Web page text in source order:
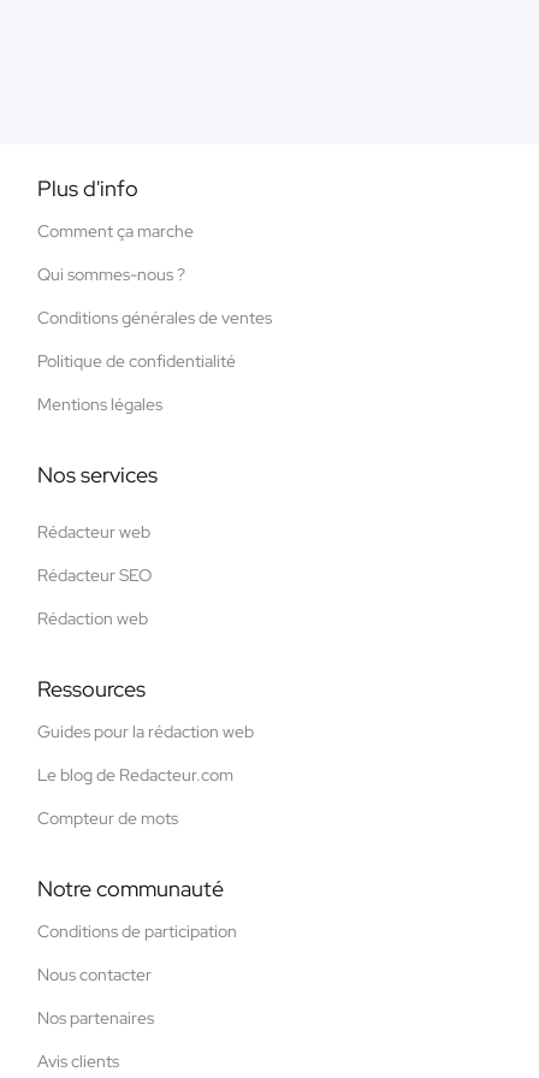
Plus d'info
Comment ça marche
Qui sommes-nous ?
Conditions générales de ventes
Politique de confidentialité
Mentions légales
Nos services
Rédacteur web
Rédacteur SEO
Rédaction web
Ressources
Guides pour la rédaction web
Le blog de Redacteur.com
Compteur de mots
Notre communauté
Conditions de participation
Nous contacter
Nos partenaires
Avis clients